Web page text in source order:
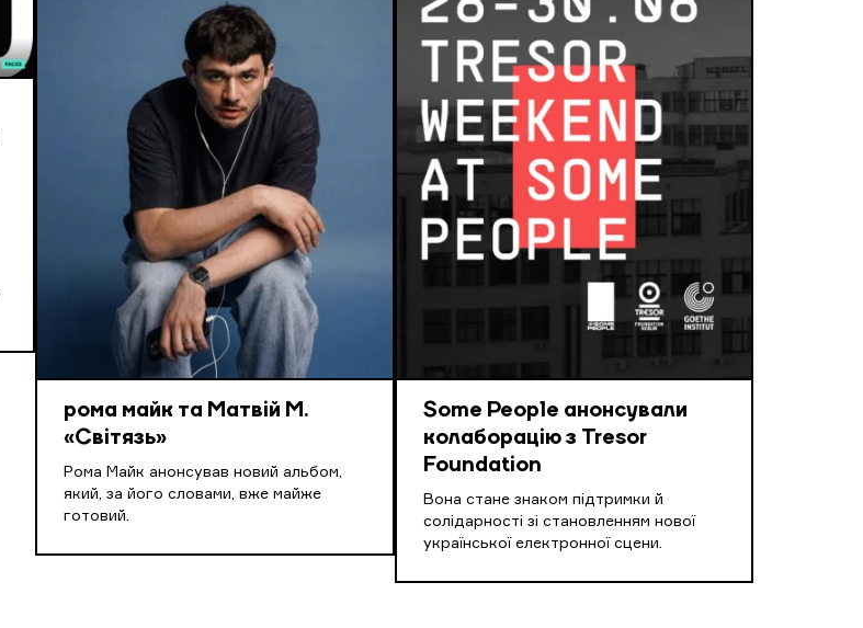
рома майк та Матвій М.
«Світязь»
Рома Майк анонсував новий альбом,
який, за його словами, вже майже
готовий.
Some People анонсували
колаборацію з Tresor
Foundation
Вона стане знаком підтримки й
солідарності зі становленням нової
української електронної сцени.